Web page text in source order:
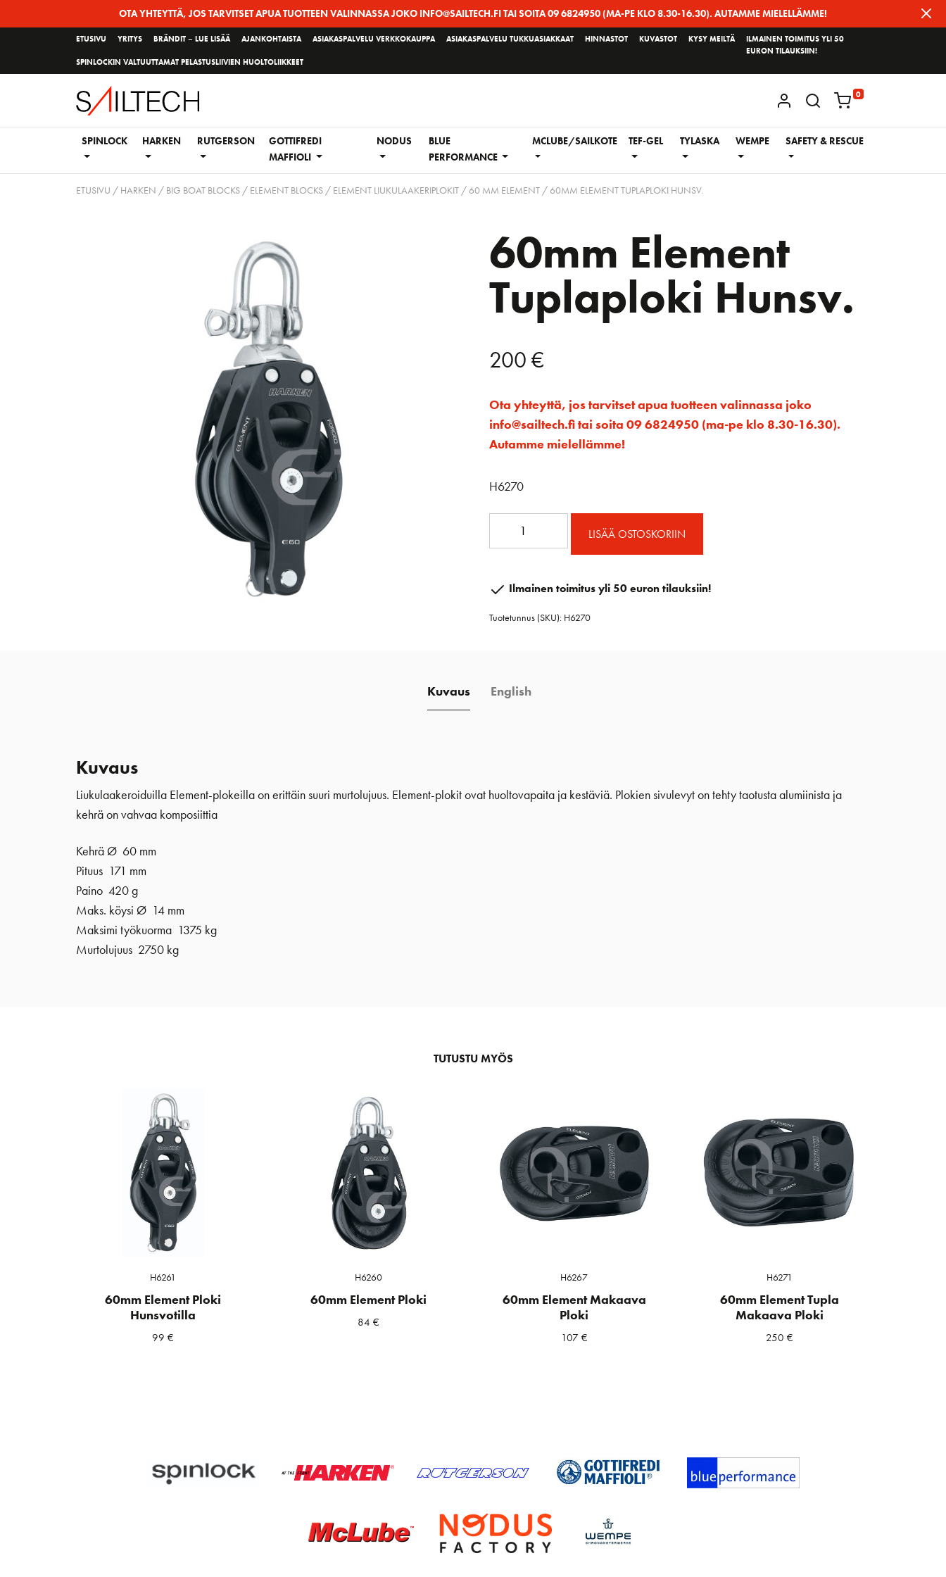
OTA YHTEYTTÄ, JOS TARVITSET APUA TUOTTEEN VALINNASSA JOKO INFO@SAILTECH.FI TAI SOITA 09 6824950 (MA-PE KLO 8.30-16.30). AUTAMME MIELELLÄMME!
ETUSIVU YRITYS BRÄNDIT – LUE LISÄÄ AJANKOHTAISTA ASIAKASPALVELU VERKKOKAUPPA ASIAKASPALVELU TUKKUASIAKKAAT HINNASTOT KUVASTOT KYSY MEILTÄ
SPINLOCKIN VALTUUTTAMAT PELASTUSLIIVIEN HUOLTOLIIKKEET
ILMAINEN TOIMITUS YLI 50
EURON TILAUKSIIN!
KIRJAUDU / REKISTERÖIDY
0
SPINLOCK HARKEN RUTGERSON
GOTTIFREDI
MAFFIOLI
NODUS
BLUE
PERFORMANCE
MCLUBE/SAILKOTE TEF-GEL TYLASKA WEMPE SAFETY & RESCUE
ETUSIVU / HARKEN / BIG BOAT BLOCKS/ ELEMENT BLOCKS / ELEMENT LIUKULAAKERIPLOKIT/ 60 MM ELEMENT/ 60MM ELEMENT TUPLAPLOKI HUNSV.
60mm Element
Tuplaploki Hunsv.
200€
Ota yhteyttä, jos tarvitset apua tuotteen valinnassa joko
info@sailtech.fi tai soita 09 6824950 (ma-pe klo 8.30-16.30).
Autamme mielellämme!
H6270
Hunsv.
LISÄÄ OSTOSKORIIN
Ilmainen toimitus yli 50 euron tilauksiin!
Tuotetunnus (SKU): H6270
Kuvaus English
Kuvaus
Liukulaakeroiduilla Element-plokeilla on erittäin suuri murtolujuus. Element-plokit ovat huoltovapaita ja kestäviä. Plokien sivulevyt on tehty taotusta alumiinista ja
kehrä on vahvaa komposiittia
Kehrä Ø 60 mm
Pituus 171 mm
Paino 420 g
Maks. köysi Ø 14 mm
Maksimi työkuorma 1375 kg
Murtolujuus 2750 kg
TUTUSTU MYÖS
H6261
60mm Element Ploki
Hunsvotilla
99€
H6260
60mm Element Ploki
84€
H6267
60mm Element Makaava
Ploki
107 €
H6271
60mm Element Tupla
Makaava Ploki
250 €